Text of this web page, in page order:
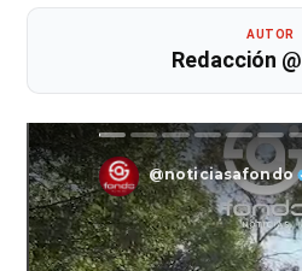
AUTOR
Redacción
@noticiasafondo